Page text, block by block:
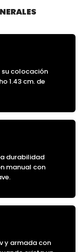
colocación
1.43 cm. de
durabilidad
manual con
y armada con